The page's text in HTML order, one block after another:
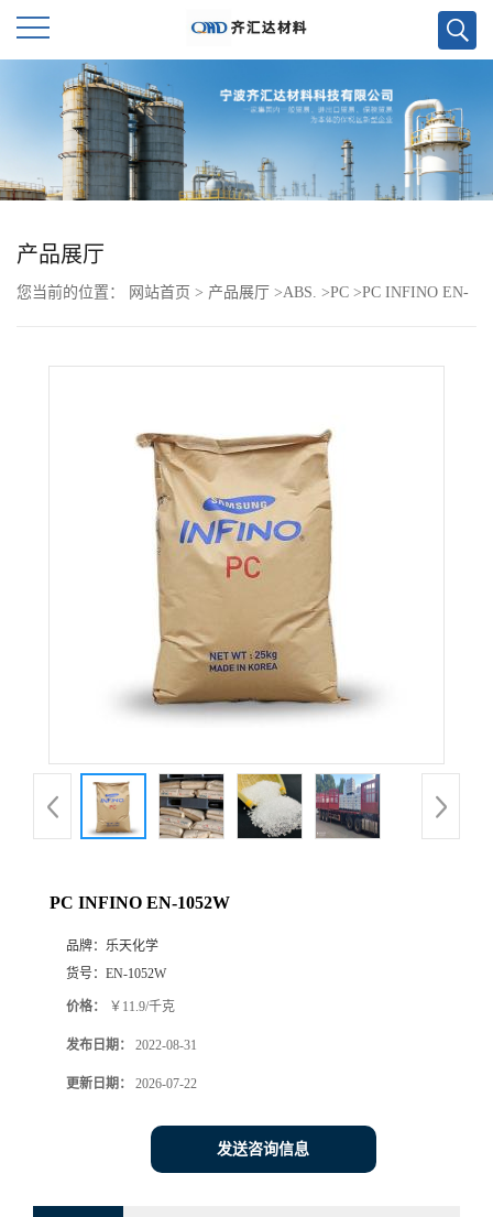
首
页
公
品
厅
产品展厅
您当前的位置： 网站首页 > 产品展厅 >ABS. >PC >PC INFINO EN-
PC INFINO EN-1052W
品牌： 乐天化学
货号： EN-1052W
价格： ￥11.9/千克
发布日期： 2022-08-31
更新日期： 2026-07-22
发送咨询信息